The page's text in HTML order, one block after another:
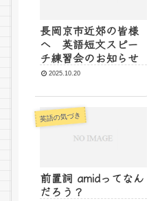
長岡京市近郊の皆様
へ 英語短文スピー
チ練習会のお知らせ
2025.10.20
英語の気づき
前置詞 amidってなん
だろう？